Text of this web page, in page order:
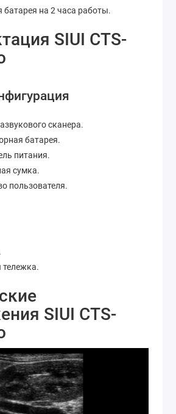
батарея на 2 часа работы.
SIUI CTS-
сканера.
батарея.
питания.
сумка.
пользователя.
SIUI CTS-